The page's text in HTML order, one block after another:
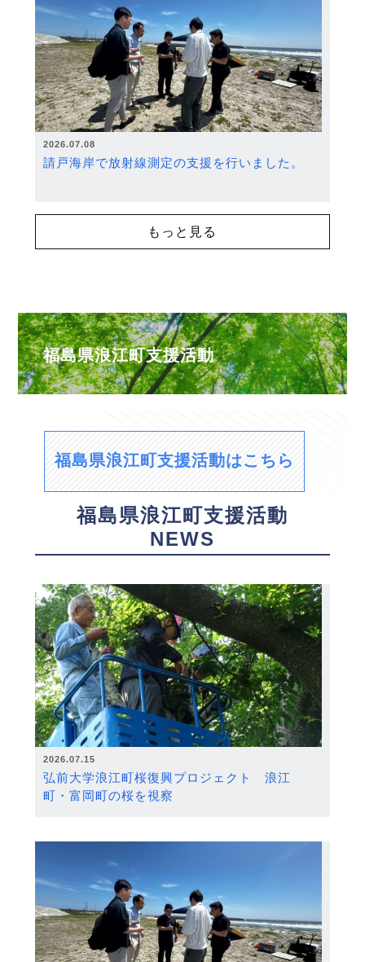
2026.07.08
請戸海岸で放射線測定の支援を行いました。
もっと見る
福島県浪江町支援活動
福島県浪江町支援活動はこちら
福島県浪江町支援活動
NEWS
2026.07.15
弘前大学浪江町桜復興プロジェクト 浪江
町・富岡町の桜を視察